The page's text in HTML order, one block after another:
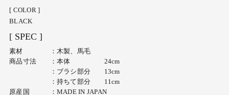
[ COLOR ]
BLACK
[ SPEC ]
素材 ：木製、馬毛
商品寸法 ：本体 24cm
：ブラシ部分 13cm
：持ちて部分 11cm
原産国 ： MADE IN JAPAN